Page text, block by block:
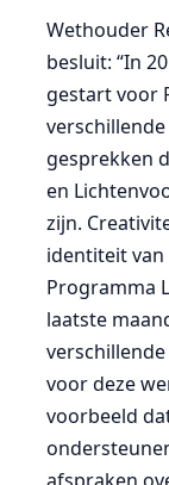
Wethouder
besluit: “In
gestart voor
gesprekken
en
zijn.
identiteit van
Programma
laatste
voor deze
voorbeeld